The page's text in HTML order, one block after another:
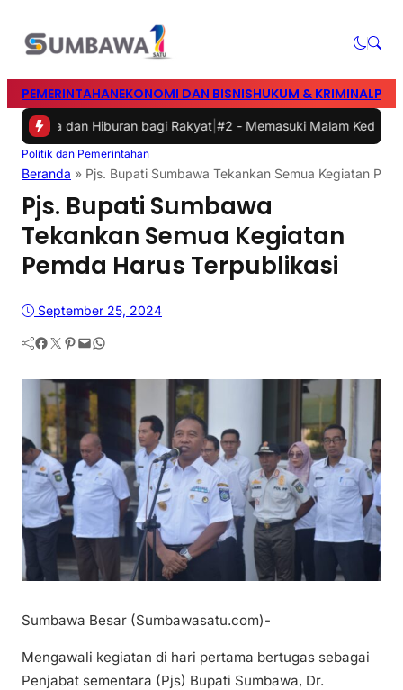
PEMERINTAHANEKONOMI DAN BISNISHUKUM & KRIMINAL
dan Hiburan bagi Rakyat|#2 -Memasuki Malam Kedua yang
Politik dan Pemerintahan
Beranda » Pjs. Bupati Sumbawa Tekankan Semua Kegiatan
Pjs. Bupati Sumbawa
Tekankan Semua Kegiatan
Pemda Harus Terpublikasi
September 25, 2024
Facebook Twitter Pinterest Mail WhatsApp
Sumbawa Besar (Sumbawasatu.com)-
Mengawali kegiatan di hari pertama bertugas sebagai
Penjabat sementara (Pjs) Bupati Sumbawa, Dr.